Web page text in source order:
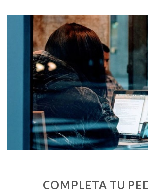
COMPLETA TU